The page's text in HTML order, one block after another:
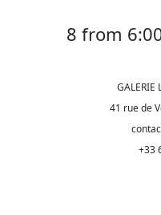
8 from
GALERIE
41 rue de
+33